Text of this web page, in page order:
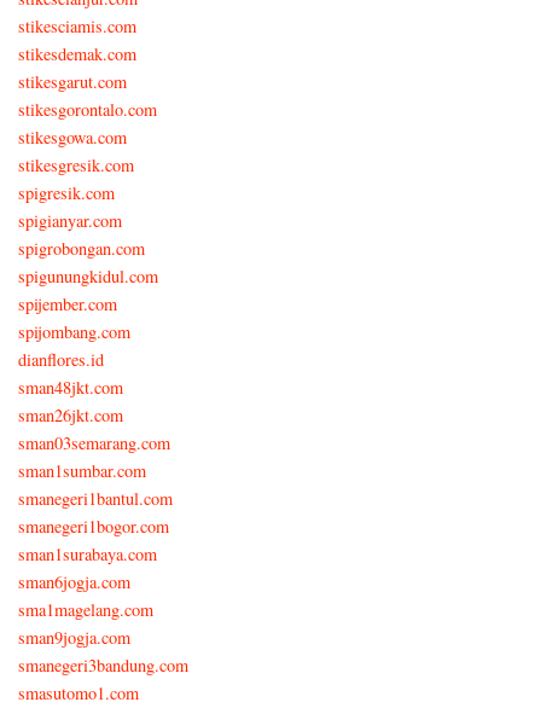
stikesciamis.com
stikesdemak.com
stikesgarut.com
stikesgorontalo.com
stikesgowa.com
stikesgresik.com
spigresik.com
spigianyar.com
spigrobongan.com
spigunungkidul.com
spijember.com
spijombang.com
dianflores.id
sman48jkt.com
sman26jkt.com
sman03semarang.com
sman1sumbar.com
smanegeri1bantul.com
smanegeri1bogor.com
sman1surabaya.com
sman6jogja.com
sma1magelang.com
sman9jogja.com
smanegeri3bandung.com
smasutomo1.com